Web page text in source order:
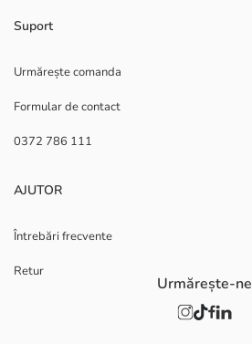
Suport
Urmărește comanda
Formular de contact
0372 786 111
AJUTOR
Întrebări frecvente
Retur
Urmărește-ne